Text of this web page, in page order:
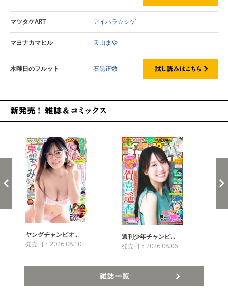
マツタケART アイハラ☆シゲ
マヨナカマヒル 天山まや
木曜日のフルット 石黒正数
ヤングチャンピオ…
発売日：2026.08.10
週刊少年チャンピ…
発売日：2026.08.06